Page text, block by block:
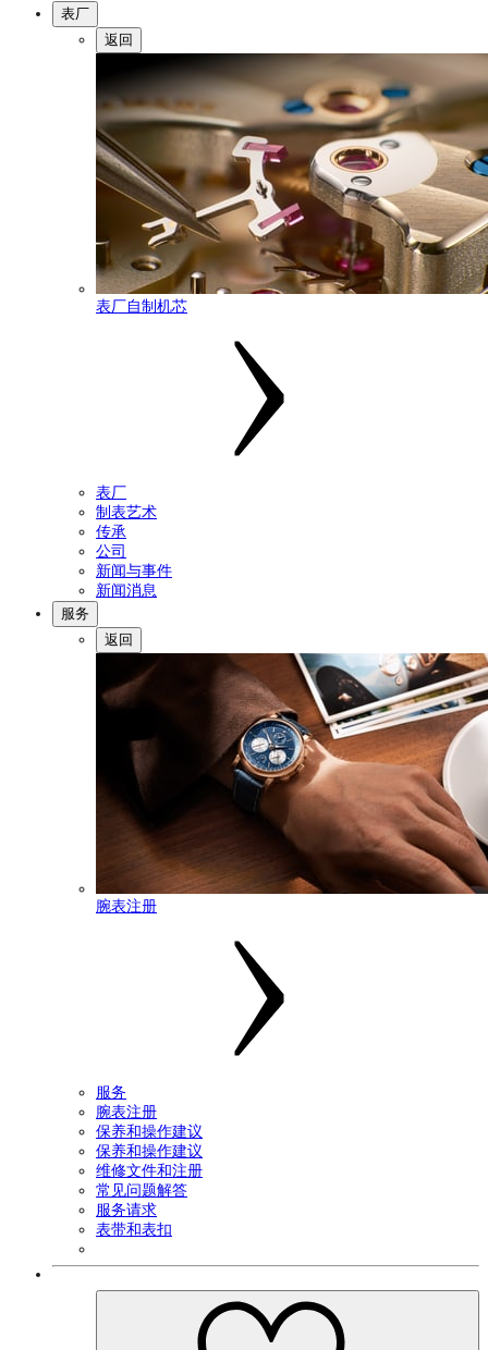
表厂
返回
表厂自制机芯
表厂
制表艺术
传承
公司
新闻与事件
新闻消息
服务
返回
腕表注册
服务
腕表注册
保养和操作建议
保养和操作建议
维修文件和注册
常见问题解答
服务请求
表带和表扣